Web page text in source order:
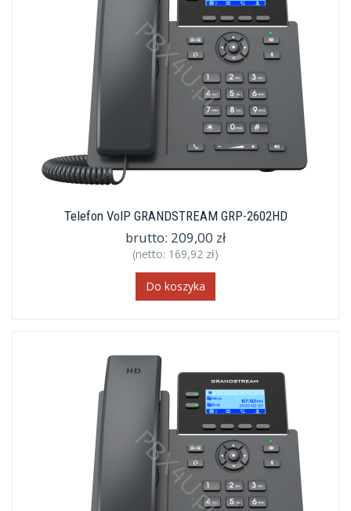
Telefon VoIP GRANDSTREAM GRP-2602HD
brutto: 209,00 zł
(netto: 169,92 zł)
Do koszyka